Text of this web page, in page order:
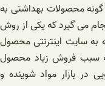
محصولات بهداشتی به
می گیرد که یکی از روش
سایت اینترنتی محصول
سبب فروش زیاد محصول
در بازار مواد شوینده و